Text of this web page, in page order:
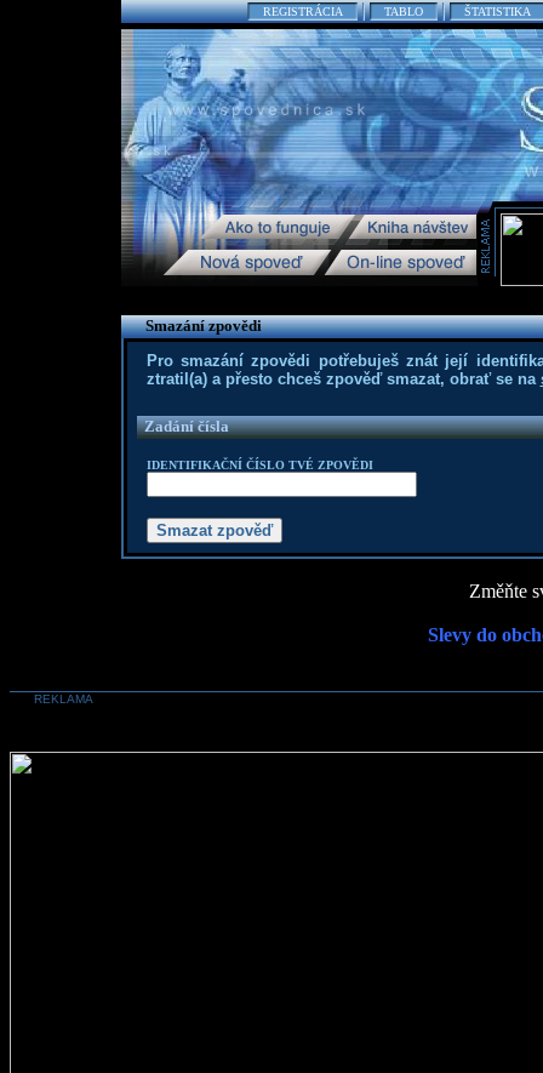
REGISTRÁCIA TABLO ŠTATISTIKA
Smazání zpovědi
Pro smazání zpovědi potřebuješ znát její
ztratil(a) a přesto chceš zpověď smazat, obrať se na
Zadání čísla
IDENTIFIKAČNÍ ČÍSLO TVÉ ZPOVĚDI
Změňte
Slevy do
REKLAMA